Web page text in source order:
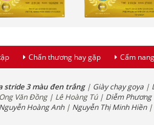
Chấn thương hay gặp Cẩm
stride 3 màu đen trắng| Giày chạy goya |
Văn Đồng | Lê Hoàng Tú | Diễm Phương
Nguyễn Hoàng Anh| Nguyễn Thị Minh Hiền|